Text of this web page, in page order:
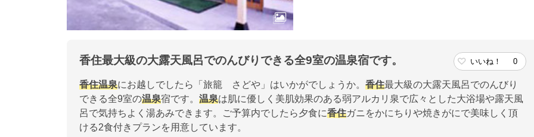
香住最大級の大露天風呂でのんびりできる全9室の温泉宿です。 いいね！ 0
香住温泉にお越しでしたら「旅籠 さどや」はいかがでしょうか。 香住最大級の大露天風呂でのんびり
できる全9室の温泉宿です。 温泉は肌に優しく美肌効果のある弱アルカリ泉で広々とした大浴場や露天風
呂で気持ちよく湯あみできます。ご予算内でしたら夕食に香住ガニをかにちりや焼きがにで美味しく頂
ける2食付きプランを用意しています。